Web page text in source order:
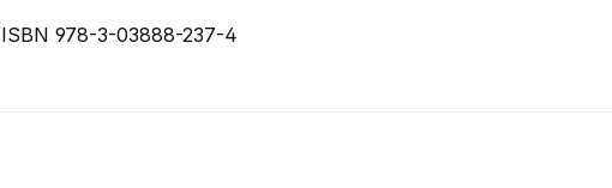
ISBN 978-3-03888-237-4